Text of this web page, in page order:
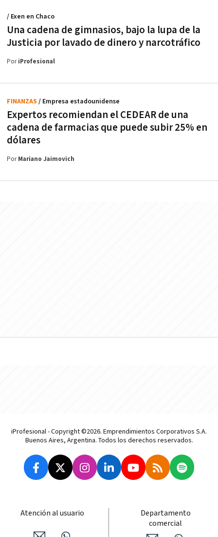
Una cadena de gimnasios, bajo la lupa de la
Justicia por lavado de dinero y narcotráfico
/ Exen en Chaco
PoriProfesional
Expertos recomiendan el CEDEAR de una
cadena de farmacias que puede subir 25% en
dólares
FINANZAS / Empresa estadounidense
PorMariano Jaimovich
iProfesional - Copyright ©2026. Emprendimientos Corporativos S.A.
Buenos Aires, Argentina. Todos los derechos reservados.
Atención al usuario
Departamento
comercial